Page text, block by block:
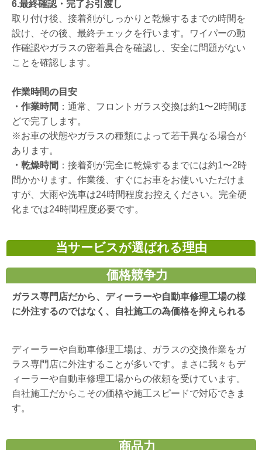
6.最終確認・完了お引渡し
取り付け後、接着剤がしっかりと乾燥するまでの時間を
設け、その後、最終チェックを行います。ワイパーの動
作確認やガラスの密着具合を確認し、安全に問題がない
ことを確認します。
作業時間の目安
・作業時間 ：通常、フロントガラス交換は約1〜2時間ほ
どで完了します。
※お車の状態やガラスの種類によって若干異なる場合が
あります。
・乾燥時間 ：接着剤が完全に乾燥するまでには約1〜2時
間かかります。作業後、すぐにお車をお使いいただけま
すが、大雨や洗車は24時間程度お控えください。完全硬
化までは24時間程度必要です。
当サービスが選ばれる理由
価格競争力
ガラス専門店だから、ディーラーや自動車修理工場の様
に外注するのではなく、自社施工の為価格を抑えられる
ディーラーや自動車修理工場は、ガラスの交換作業をガ
ラス専門店に外注することが多いです。まさに我々もデ
ィーラーや自動車修理工場からの依頼を受けています。
自社施工だからこその価格や施工スピードで対応できま
す。
商品力